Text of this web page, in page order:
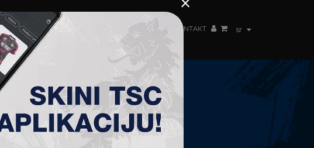
sr
AKADEMIJA ŽENSKI TIM KONTAKT
KONTAKT
Fudbalski Klub „TSC”